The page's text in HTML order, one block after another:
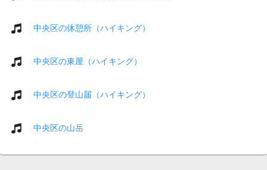
中央区の休憩所（ハイキング）
中央区の東屋（ハイキング）
中央区の登山届（ハイキング）
中央区の山岳